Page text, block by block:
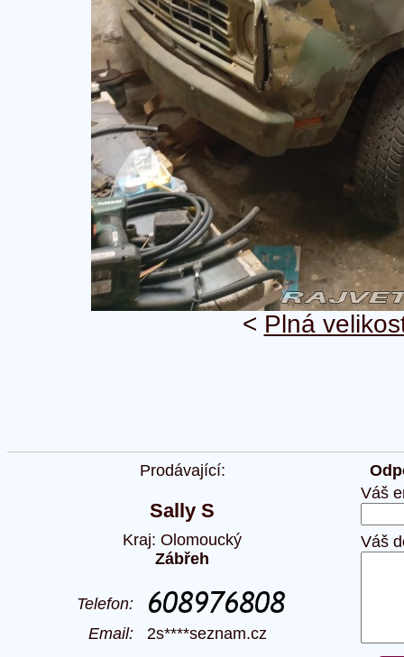
< Plná
Prodávající:
Sally S
Kraj: Olomoucký
Zábřeh
Telefon:
Email: 2s****seznam.cz
Váš
Váš